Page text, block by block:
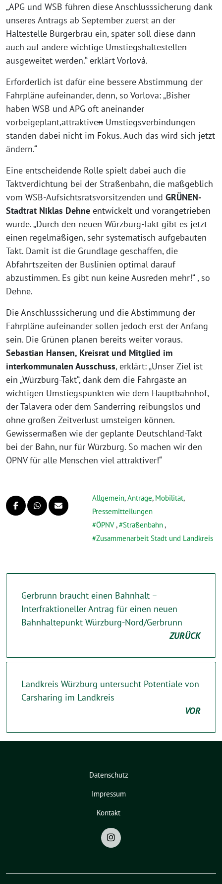
„APG und WSB führen diese Anschlusssicherung dank
unseres Antrags ab September zuerst an der
Haltestelle Bürgerbräu ein, später soll diese dann
auch auf andere wichtige Umstiegshaltestellen
ausgeweitet werden.“ erklärt Vorlová.
Erforderlich ist dafür eine bessere Abstimmung der
Fahrpläne aufeinander, denn, so Vorlova: „Bisher
haben WSB und APG oft aneinander
vorbeigeplant,attraktiven Umstiegsverbindungen
standen dabei nicht im Fokus. Auch das wird sich jetzt
ändern.“
Eine entscheidende Rolle spielt dabei auch die
Taktverdichtung bei der Straßenbahn, die maßgeblich
vom WSB-Aufsichtsratsvorsitzenden und GRÜNEN-
Stadtrat Niklas Dehne entwickelt und vorangetrieben
wurde. „Durch den neuen Würzburg-Takt gibt es jetzt
einen regelmäßigen, sehr systematisch aufgebauten
Takt. Damit ist die Grundlage geschaffen, die
Abfahrtszeiten der Buslinien optimal darauf
abzustimmen. Es gibt nun keine Ausreden mehr!“ , so
Dehne.
Die Anschlusssicherung und die Abstimmung der
Fahrpläne aufeinander sollen jedoch erst der Anfang
sein. Die Grünen planen bereits weiter voraus.
Sebastian Hansen, Kreisrat und Mitglied im
interkommunalen Ausschuss, erklärt: „Unser Ziel ist
ein „Würzburg-Takt“, dank dem die Fahrgäste an
wichtigen Umstiegspunkten wie dem Hauptbahnhof,
der Talavera oder dem Sanderring reibungslos und
ohne großen Zeitverlust umsteigen können.
Gewissermaßen wie der geplante Deutschland-Takt
bei der Bahn, nur für Würzburg. So machen wir den
ÖPNV für alle Menschen viel attraktiver!“
Allgemein,Anträge, Mobilität,
Pressemitteilungen
ÖPNV, Straßenbahn,
Zusammenarbeit Stadt und Landkreis
Gerbrunn braucht einen Bahnhalt –
Interfraktioneller Antrag für einen neuen
Bahnhaltepunkt Würzburg-Nord/Gerbrunn
ZURÜCK
Landkreis Würzburg untersucht Potentiale von
Carsharing im Landkreis
VOR
Datenschutz
Impressum
Kontakt